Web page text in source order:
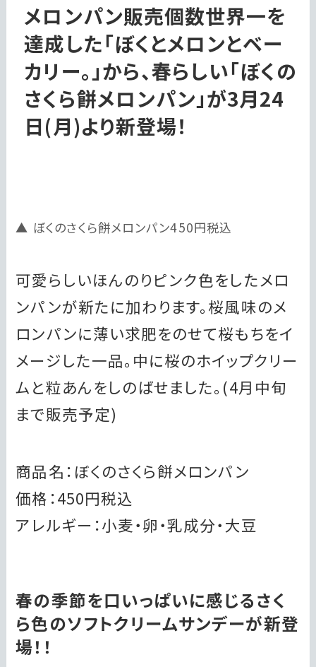
メロンパン販売個数世界一を
達成した「ぼくとメロンとベー
カリー。」から、春らしい「ぼくの
さくら餅メロンパン」が3月24
日(月)より新登場！
ぼくのさくら餅メロンパン450円税込
可愛らしいほんのりピンク色をしたメロ
ンパンが新たに加わります。桜風味のメ
ロンパンに薄い求肥をのせて桜もちをイ
メージした一品。中に桜のホイップクリー
ムと粒あんをしのばせました。(4月中旬
まで販売予定)
商品名：ぼくのさくら餅メロンパン
価格：450円税込
アレルギー：小麦・卵・乳成分・大豆
春の季節を口いっぱいに感じるさく
ら色のソフトクリームサンデーが新登
場！！